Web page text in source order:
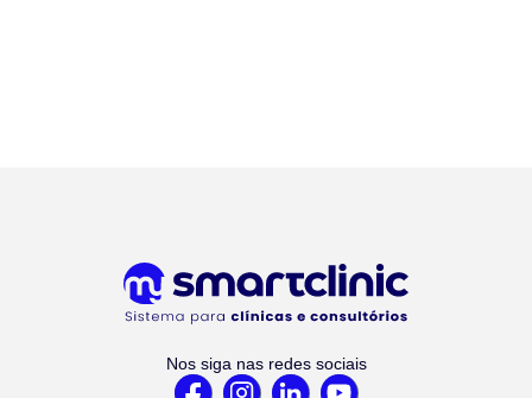
Nos siga nas redes sociais